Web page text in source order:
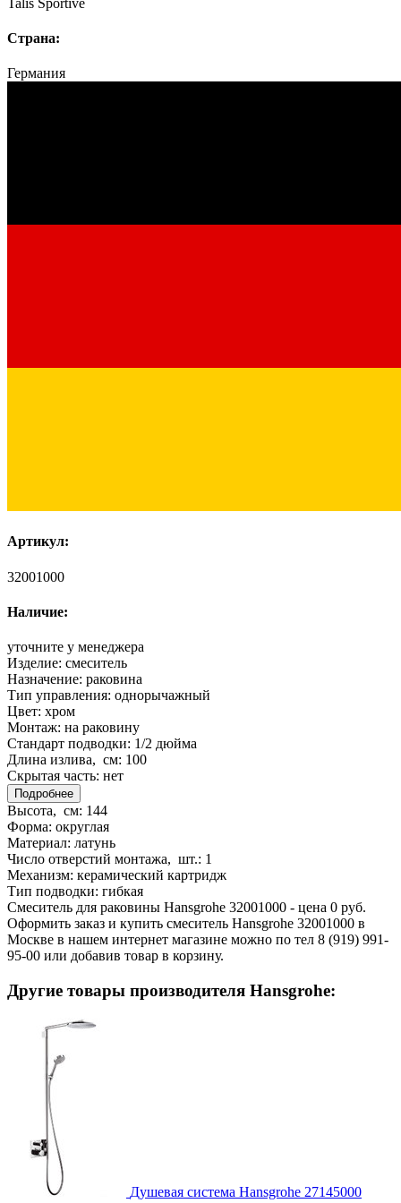
Страна:
Германия
Артикул:
32001000
Наличие:
уточните у менеджера
Изделие: смеситель
Назначение: раковина
Тип управления: однорычажный
Цвет: хром
Монтаж: на раковину
Стандарт подводки: 1/2 дюйма
Длина излива, см: 100
Скрытая часть: нет
Подробнее
Высота, см: 144
Форма: округлая
Материал: латунь
Число отверстий монтажа, шт.: 1
Механизм: керамический картридж
Тип подводки: гибкая
Смеситель для раковины Hansgrohe 32001000 - цена 0 руб.
Оформить заказ и купить смеситель Hansgrohe 32001000 в
Москве в нашем интернет магазине можно по тел 8 (919) 991-
95-00 или добавив товар в корзину.
Другие товары производителя Hansgrohe:
Душевая система Hansgrohe 27145000